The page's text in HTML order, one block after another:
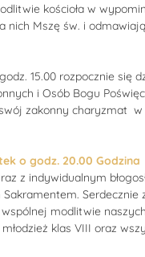
kościoła w
nich Mszę św. i
15.00 rozpocznie się
i Osób Bogu
zakonny charyzmat w
o godz. 20.00 Godzina
z indywidualnym
Serdecznie
wspólnej modlitwie
klas VIII oraz